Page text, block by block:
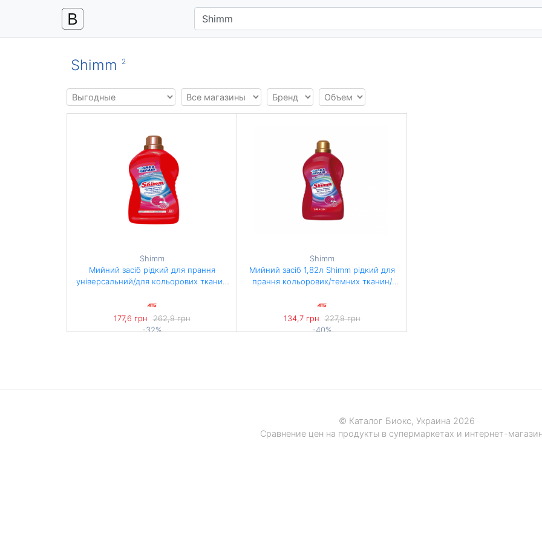
Shimm 2
Shimm
Мийний засіб рідкий для прання
універсальний/для кольорових тканин
177,6 грн 262,9 грн
-32%
Shimm
Мийний засіб 1,82л Shimm рідкий для
прання кольорових/темних тканин/
134,7 грн 227,9 грн
-40%
© Каталог Биокс, Украина 2026
Сравнение цен на продукты в супермаркетах и интернет-